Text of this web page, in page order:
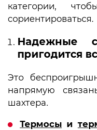
категории,
сориентироваться.
Надежные
пригодится
Это
напрямую
шахтера.
Термосы и